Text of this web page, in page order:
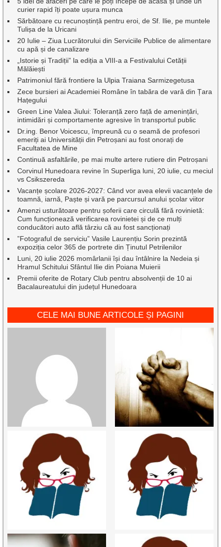
curier rapid îți poate ușura munca
Sărbătoare cu recunoștință pentru eroi, de Sf. Ilie, pe muntele
Tulișa de la Uricani
20 Iulie – Ziua Lucrătorului din Serviciile Publice de alimentare
cu apă și de canalizare
„Istorie și Tradiții” la ediția a VIII-a a Festivalului Cetății
Mălăiești
Patrimoniul fără frontiere la Ulpia Traiana Sarmizegetusa
Zece bursieri ai Academiei Române în tabăra de vară din Țara
Hațegului
Green Line Valea Jiului: Toleranță zero față de amenințări,
intimidări și comportamente agresive în transportul public
Dr.ing. Benor Voicescu, împreună cu o seamă de profesori
emeriți ai Universității din Petroșani au fost onorați de
Facultatea de Mine
Continuă asfaltările, pe mai multe artere rutiere din Petroșani
Corvinul Hunedoara revine în Superliga luni, 20 iulie, cu meciul
vs Csikszereda
Vacanțe școlare 2026-2027: Când vor avea elevii vacanțele de
toamnă, iarnă, Paște și vară pe parcursul anului școlar viitor
Amenzi usturătoare pentru șoferii care circulă fără rovinietă:
Cum funcționează verificarea rovinietei și de ce mulți
conducători auto află târziu că au fost sancționați
”Fotograful de serviciu” Vasile Laurențiu Sorin prezintă
expoziția celor 365 de portrete din Ținutul Petrilenilor
Luni, 20 iulie 2026 momârlanii își dau întâlnire la Nedeia și
Hramul Schitului Sfântul Ilie din Poiana Muierii
Premii oferite de Rotary Club pentru absolvenții de 10 ai
Bacalaureatului din județul Hunedoara
CELE MAI BUNE ARTICOLE ȘI PAGINI